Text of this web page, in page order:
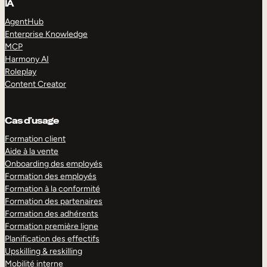
IA
AgentHub
Enterprise Knowledge
MCP
Harmony AI
Roleplay
Content Creator
Cas d’usage
Formation client
Aide à la vente
Onboarding des employés
Formation des employés
Formation à la conformité
Formation des partenaires
Formation des adhérents
Formation première ligne
Planification des effectifs
Upskilling & reskilling
Mobilité interne